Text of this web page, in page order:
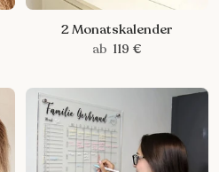
2 Monatskalender
ab 119 €